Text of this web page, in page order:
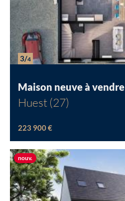
3/4
Maison neuve à vendre
Huest (27)
223 900 €
nouv.Nouvelle offre